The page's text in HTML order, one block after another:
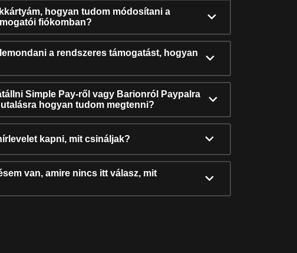
hogyan tudom módosítani a
fiókomban?
a rendszeres támogatást, hogyan
Simple Pay-ről vagy Barionról Paypalra
hogyan tudom megtenni?
kapni, mit csináljak?
van, amire nincs itt válasz, mit